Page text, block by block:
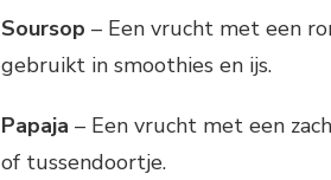
Soursop – Een vrucht met een
gebruikt in smoothies en ijs.
Papaja – Een vrucht met een
of tussendoortje.